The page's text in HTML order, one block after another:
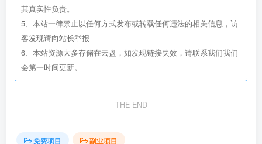
其真实性负责。
5、本站一律禁止以任何方式发布或转载任何违法的相关信息，访
客发现请向站长举报
6、本站资源大多存储在云盘，如发现链接失效，请联系我们我们
会第一时间更新。
THE END
免费项目
副业项目